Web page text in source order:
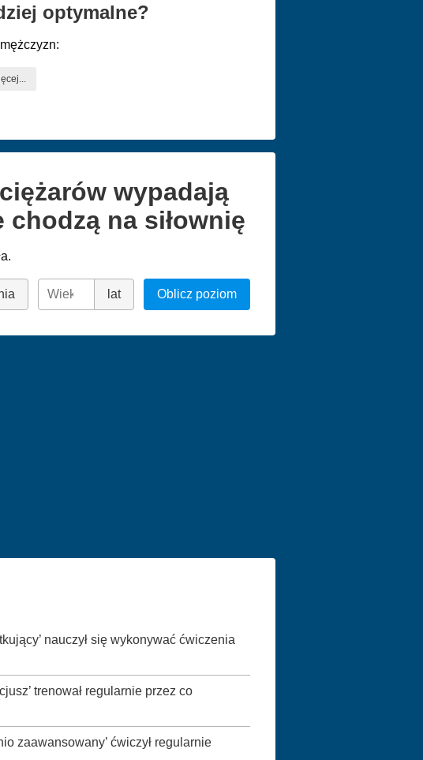
optymalne?
wypadają
na siłownię
lat Oblicz poziom
nauczył się wykonywać ćwiczenia
trenował regularnie przez co
zaawansowany’ ćwiczył regularnie